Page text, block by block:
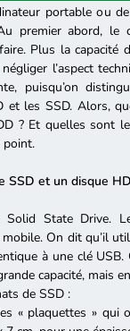
portable ou
premier abord, le
Plus la capacité
négliger l’aspect
puisqu’on
et les SSD. Alors,
? Et quelles sont
point.
SSD et un disque
Solid State Drive.
On dit qu’il
à une clé
capacité, mais
de SSD :
« plaquettes » qui